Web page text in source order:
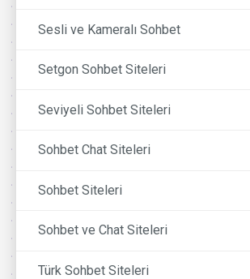
Sesli ve Kameralı Sohbet
Setgon Sohbet Siteleri
Seviyeli Sohbet Siteleri
Sohbet Chat Siteleri
Sohbet Siteleri
Sohbet ve Chat Siteleri
Türk Sohbet Siteleri